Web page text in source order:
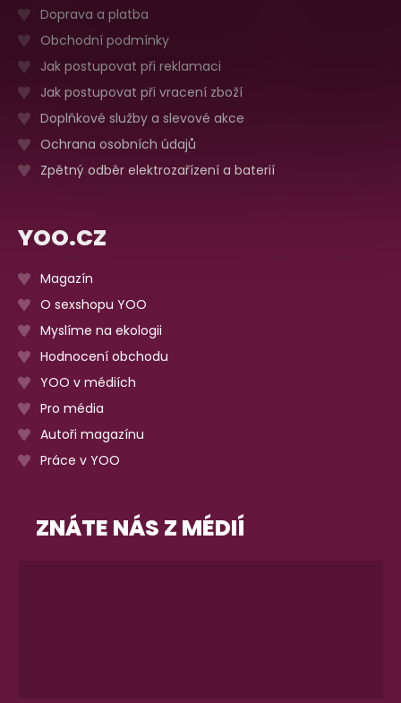
Doprava a platba
Obchodní podmínky
Jak postupovat při reklamaci
Jak postupovat při vracení zboží
Doplňkové služby a slevové akce
Ochrana osobních údajů
Zpětný odběr elektrozařízení a baterií
YOO.CZ
Magazín
O sexshopu YOO
Myslíme na ekologii
Hodnocení obchodu
YOO v médiích
Pro média
Autoři magazínu
Práce v YOO
ZNÁTE NÁS Z MÉDIÍ